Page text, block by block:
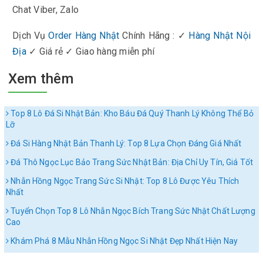
Chat Viber, Zalo
Dịch VụOrder Hàng Nhật Chính Hãng : ✓ Hàng Nhật Nội
Địa✓ Giá rẻ ✓ Giao hàng miễn phí
Xem thêm
Top 8 Lô Đá Si Nhật Bản: Kho Báu Đá Quý Thanh Lý Không Thể Bỏ
Lỡ
Đá Si Hàng Nhật Bản Thanh Lý: Top 8 Lựa Chọn Đáng Giá Nhất
Đá Thô Ngọc Lục Bảo Trang Sức Nhật Bản: Địa Chỉ Uy Tín, Giá Tốt
Nhẫn Hồng Ngọc Trang Sức Si Nhật: Top 8 Lô Được Yêu Thích
Nhất
Tuyển Chọn Top 8 Lô Nhẫn Ngọc Bích Trang Sức Nhật Chất Lượng
Cao
Khám Phá 8 Mẫu Nhẫn Hồng Ngọc Si Nhật Đẹp Nhất Hiện Nay